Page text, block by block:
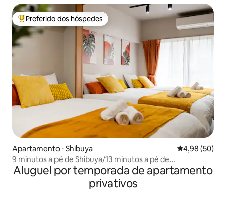
apartamento com cama de casal 119
Entre os melhores preferidos dos hóspedes
Preferido dos hóspedes
Apartamento ⋅ Shibuya 4,98 de uma
4,98 (50)
9 minutos a pé de Shibuya/13 minutos a pé de
Omotesando/para 5 pessoas/33 m²/área tranquila/ideal
para estadias de longa duração
Aluguel por temporada de apartamento
privativos